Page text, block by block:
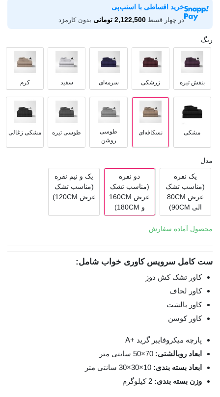
خرید اقساطی با اسنپ‌پی
در چهار قسط 2,122,500 تومانی بدون کارمزد
رنگ
بنفش تیره زرشکی سرمه‌ای سفید کرم
مشکی نسکافه‌ای
طوسی
روشن
طوسی تیره مشکی زغالی
مدل
یک نفره
(مناسب تشک
عرض 80CM
الی 90CM)
دو نفره
(مناسب تشک
عرض 160CM
و 180CM)
یک و نیم نفره
(مناسب تشک
عرض 120CM)
محصول آماده سفارش
ست کامل سرویس کاوری خواب شامل:
کاور تشک کش دوز
کاور لحاف
کاور بالشت
کاور کوسن
پارچه میکروفایبر گرید +A
ابعاد روبالشتی: 70×50 سانتی متر
ابعاد بسته بندی: 10×30×30 سانتی متر
وزن بسته بندی: 2 کیلوگرم